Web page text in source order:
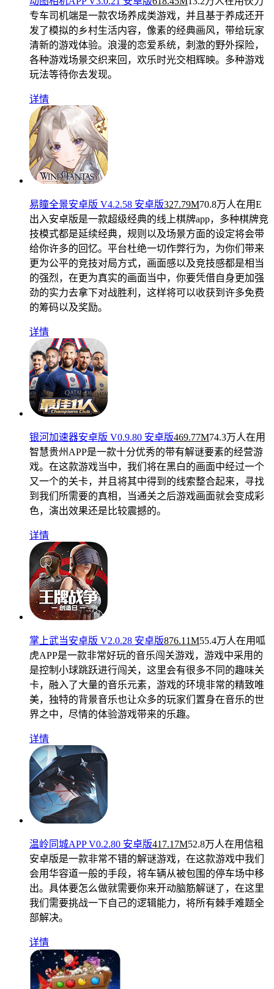
专车司机端是一款农场养成类游戏，并且基于养成还开
发了模拟的乡村生活内容，像素的经典画风，带给玩家
清新的游戏体验。浪漫的恋爱系统，刺激的野外探险，
各种游戏场景交织来回，欢乐时光交相辉映。多种游戏
玩法等待你去发现。
详情
易瞳全景安卓版 V4.2.58 安卓版327.79M70.8万人在用E
出入安卓版是一款超级经典的线上棋牌app，多种棋牌竞
技模式都是延续经典，规则以及场景方面的设定将会带
给你许多的回忆。平台杜绝一切作弊行为，为你们带来
更为公平的竞技对局方式，画面感以及竞技感都是相当
的强烈，在更为真实的画面当中，你要凭借自身更加强
劲的实力去拿下对战胜利，这样将可以收获到许多免费
的筹码以及奖励。
详情
银河加速器安卓版 V0.9.80 安卓版469.77M74.3万人在用
智慧贵州APP是一款十分优秀的带有解谜要素的经营游
戏。在这款游戏当中，我们将在黑白的画面中经过一个
又一个的关卡，并且将其中得到的线索整合起来，寻找
到我们所需要的真相，当通关之后游戏画面就会变成彩
色，演出效果还是比较震撼的。
详情
掌上武当安卓版 V2.0.28 安卓版876.11M55.4万人在用 呱
虎APP是一款非常好玩的音乐闯关游戏，游戏中采用的
是控制小球跳跃进行闯关，这里会有很多不同的趣味关
卡，融入了大量的音乐元素，游戏的环境非常的精致唯
美，独特的背景音乐也让众多的玩家们置身在音乐的世
界之中，尽情的体验游戏带来的乐趣。
详情
温岭同城APP V0.2.80 安卓版417.17M52.8万人在用信租
安卓版是一款非常不错的解谜游戏，在这款游戏中我们
会用华容道一般的手段，将车辆从被包围的停车场中移
出。具体要怎么做就需要你来开动脑筋解谜了，在这里
我们需要挑战一下自己的逻辑能力，将所有棘手难题全
部解决。
详情